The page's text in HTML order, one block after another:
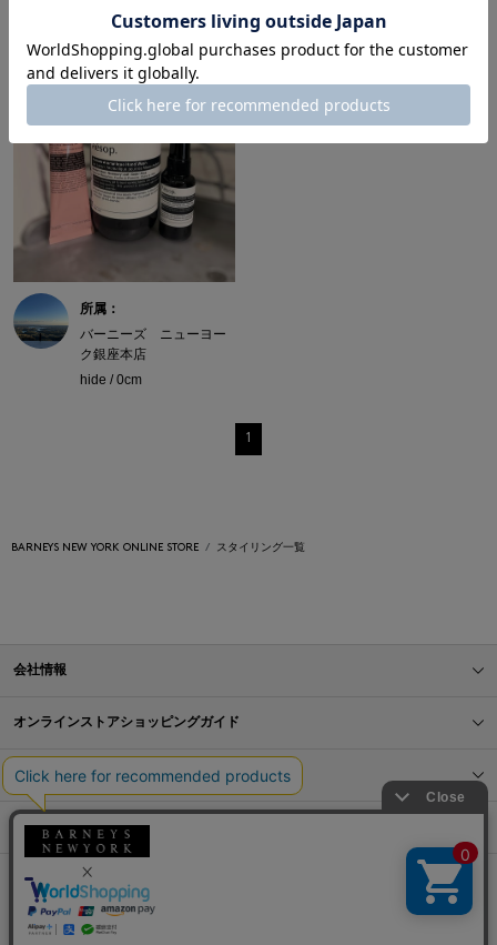
所属：
バーニーズ ニューヨー
ク銀座本店
hide / 0cm
1
BARNEYS NEW YORK ONLINE STORE スタイリング一覧
会社情報
オンラインストアショッピングガイド
店舗情報
サービス